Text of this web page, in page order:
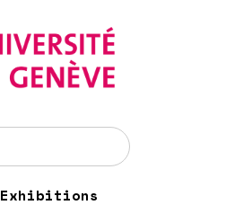
Exhibitions